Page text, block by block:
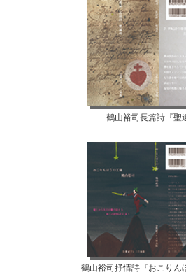
鶴山裕司長篇詩『聖
鶴山裕司抒情詩『おこりん